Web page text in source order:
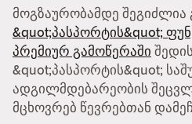
მოგზაურობამდე შეგიძლია
&quot;პასპორტის&quot;
პრემიურ გამოწერაში
&quot;პასპორტის&quot;
ადგილმდებარეობის
მცხოვრებ წევრებთან